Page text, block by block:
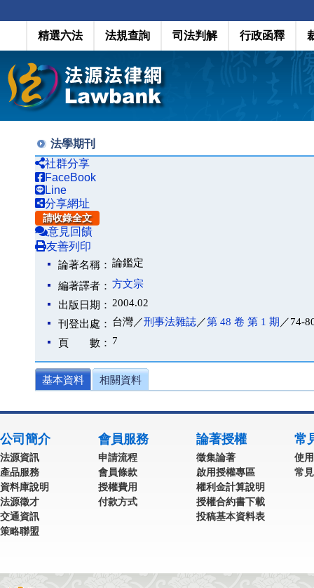
精選六法 法規查詢 司法判解 行政函釋
法學期刊
社群分享
FaceBook
Line
分享網址
請收錄全文
意見回饋
友善列印
論著名稱： 論鑑定
編著譯者： 方文宗
出版日期： 2004.02
刊登出處： 台灣／刑事法雜誌／第 48 卷 第 1 期 ／74-
頁 數： 7
基本資料 相關資料
公司簡介
法源資訊
產品服務
資料庫說明
法源徵才
交通資訊
策略聯盟
會員服務
申請流程
會員條款
授權費用
付款方式
論著授權
徵集論著
啟用授權專區
權利金計算說明
授權合約書下載
投稿基本資料表
常
使
常